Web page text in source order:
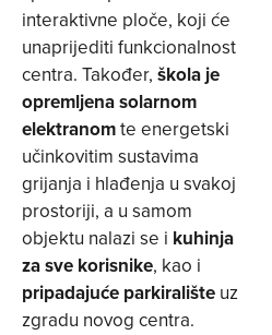
interaktivne ploče, koji će
unaprijediti funkcionalnost
centra. Također, škola je
opremljena solarnom
elektranomte energetski
učinkovitim sustavima
grijanja i hlađenja u svakoj
prostoriji, a u samom
objektu nalazi se i kuhinja
za sve korisnike, kao i
pripadajuće parkiralište uz
zgradu novog centra.